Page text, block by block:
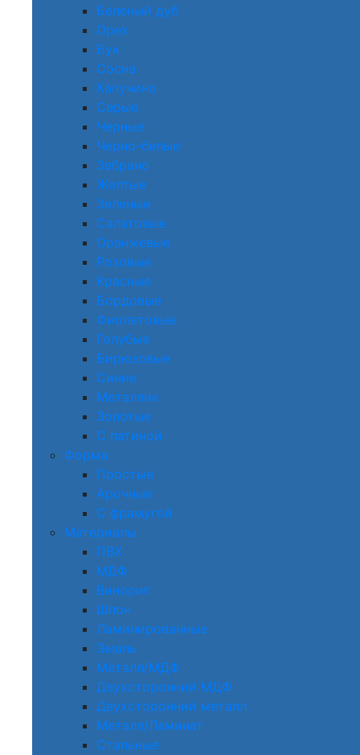
Беленый дуб
Орех
Бук
Сосна
Капучино
Серые
Черные
Черно-белые
Зебрано
Желтые
Зеленые
Салатовые
Оранжевые
Розовые
Красные
Бордовые
Фиолетовые
Голубые
Бирюзовые
Синие
Металлик
Золотые
С патиной
Форма
Простые
Арочные
С фрамугой
Материалы
ПВХ
МДФ
Винорит
Шпон
Ламинированные
Эмаль
Металл/МДФ
Двухсторонний МДФ
Двухсторонний металл
Металл/Ламинат
Стальные